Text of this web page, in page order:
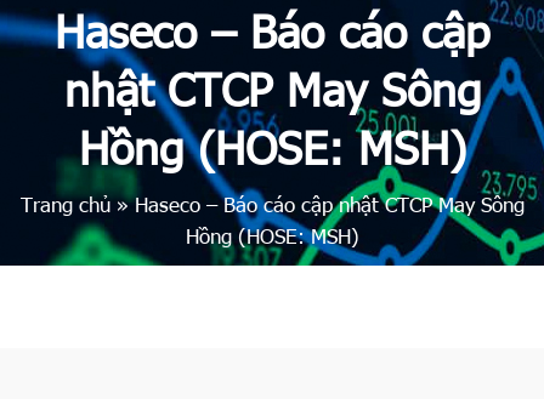
Haseco – Báo cáo cập
nhật CTCP May Sông
Hồng (HOSE: MSH)
Trang chủ»Haseco – Báo cáo cập nhật CTCP May Sông
Hồng (HOSE: MSH)